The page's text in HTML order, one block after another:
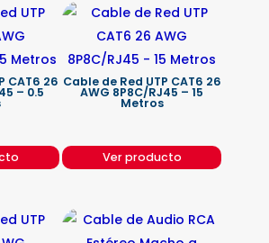
CAT6 26
– 0.5
Cable de Red UTP CAT6 26
AWG 8P8C/RJ45 – 15
Metros
Ver producto